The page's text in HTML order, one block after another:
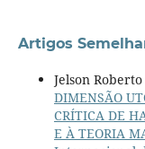
Artigos
Jelson
DIMENSÃO
CRÍTICA DE
E À TEORIA